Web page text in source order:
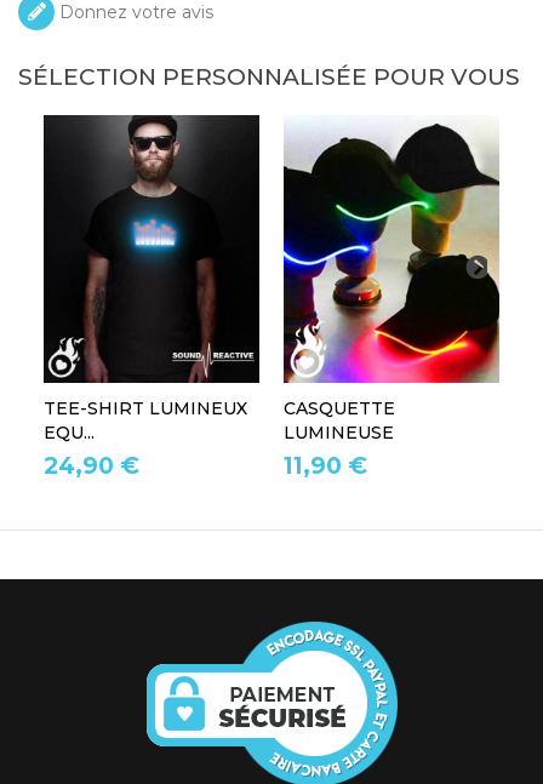
Donnez votre avis
SÉLECTION PERSONNALISÉE POUR VOUS
TEE-SHIRT LUMINEUX
EQU...
24,90 €
CASQUETTE
LUMINEUSE
11,90 €